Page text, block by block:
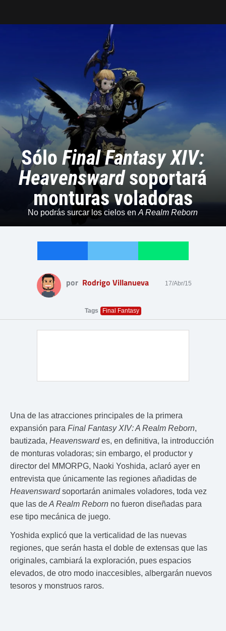
SóloFinal Fantasy XIV:
Heavenswardsoportará
monturas voladoras
No podrás surcar los cielos enA Realm Reborn
por Rodrigo Villanueva 17/Abr/15
Tags Final Fantasy
Una de las atracciones principales de la primera
expansión para Final Fantasy XIV: A Realm Reborn,
bautizada, Heavenswardes, en definitiva, la introducción
de monturas voladoras; sin embargo, el productor y
director del MMORPG, Naoki Yoshida, aclaró ayer en
entrevista que únicamente las regiones añadidas de
Heavenswardsoportarán animales voladores, toda vez
que las deA Realm Reborn no fueron diseñadas para
ese tipo mecánica de juego.
Yoshida explicó que la verticalidad de las nuevas
regiones, que serán hasta el doble de extensas que las
originales, cambiará la exploración, pues espacios
elevados, de otro modo inaccesibles, albergarán nuevos
tesoros y monstruos raros.